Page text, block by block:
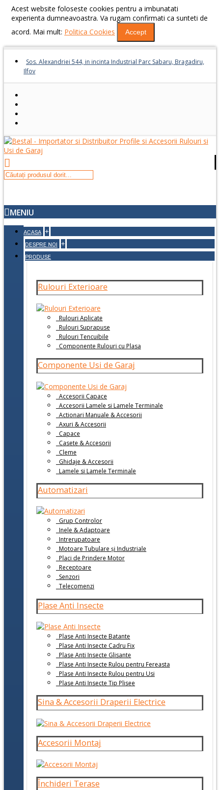
Acest website foloseste cookies pentru a imbunatati
experienta dumneavoastra. Va rugam confirmati ca sunteti de
acord. Mai mult: Politica Cookies Accept
Sos. Alexandriei 544, in incinta Industrial Parc Sabaru, Bragadiru,
Ilfov
MENIU
ACASA +
DESPRE NOI +
PRODUSE
Rulouri Exterioare
Rulouri Aplicate
Rulouri Suprapuse
Rulouri Tencuibile
Componente Rulouri cu Plasa
Componente Usi de Garaj
Accesorii Capace
Accesorii Lamele si Lamele Terminale
Actionari Manuale & Accesorii
Axuri & Accesorii
Capace
Casete & Accesorii
Cleme
Ghidaje & Accesorii
Lamele si Lamele Terminale
Automatizari
Grup Controlor
Inele & Adaptoare
Intrerupatoare
Motoare Tubulare și Industriale
Placi de Prindere Motor
Receptoare
Senzori
Telecomenzi
Plase Anti Insecte
Plase Anti Insecte Batante
Plase Anti Insecte Cadru Fix
Plase Anti Insecte Glisante
Plase Anti Insecte Rulou pentru Fereasta
Plase Anti Insecte Rulou pentru Usi
Plase Anti Insecte Tip Plisee
Sina & Accesorii Draperii Electrice
Accesorii Montaj
Închideri Terase